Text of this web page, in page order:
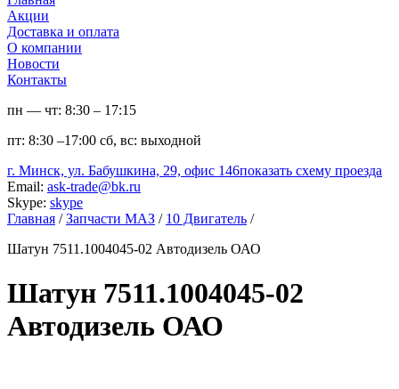
Акции
Доставка и оплата
О компании
Новости
Контакты
пн — чт: 8:30 – 17:15
пт: 8:30 –17:00 сб, вс: выходной
г. Минск, ул. Бабушкина, 29, офис 146показать схему проезда
Email: ask-trade@bk.ru
Skype: skype
Главная / Запчасти МАЗ / 10 Двигатель /
Шатун 7511.1004045-02 Автодизель ОАО
Шатун 7511.1004045-02
Автодизель ОАО